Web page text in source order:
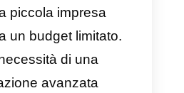
considerato
una buona